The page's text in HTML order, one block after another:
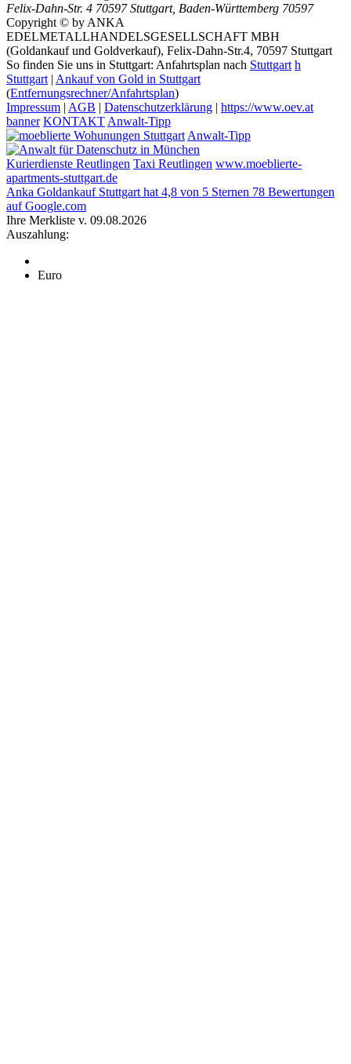
Felix-Dahn-Str. 4 70597 Stuttgart, Baden-Württemberg 70597
Copyright © by ANKA
EDELMETALLHANDELSGESELLSCHAFT MBH
(Goldankauf und Goldverkauf), Felix-Dahn-Str.4, 70597 Stuttgart
So finden Sie uns in Stuttgart: Anfahrtsplan nach Stuttgart h
Stuttgart | Ankauf von Gold in Stuttgart
(Entfernungsrechner/Anfahrtsplan)
Impressum | AGB | Datenschutzerklärung | https://www.oev.at
banner KONTAKT Anwalt-Tipp
Anwalt-Tipp
Kurierdienste Reutlingen Taxi Reutlingen www.moeblierte-
apartments-stuttgart.de
Anka Goldankauf Stuttgart hat 4,8 von 5 Sternen 78 Bewertungen
auf Google.com
Ihre Merkliste v. 09.08.2026
Auszahlung:
Euro